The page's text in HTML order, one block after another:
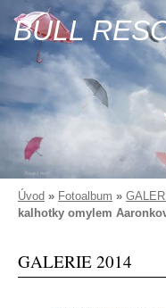
BULL
Úvod » Fotoalbum »
kalhotky omylem
GALERIE 2014